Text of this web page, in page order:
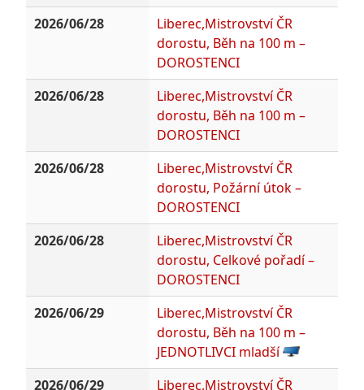
2026/06/28
Liberec,Mistrovství ČR
dorostu, Běh na 100 m –
DOROSTENCI
2026/06/28
Liberec,Mistrovství ČR
dorostu, Běh na 100 m –
DOROSTENCI
2026/06/28
Liberec,Mistrovství ČR
dorostu, Požární útok –
DOROSTENCI
2026/06/28
Liberec,Mistrovství ČR
dorostu, Celkové pořadí –
DOROSTENCI
2026/06/29
Liberec,Mistrovství ČR
dorostu, Běh na 100 m –
JEDNOTLIVCI mladší
2026/06/29
Liberec,Mistrovství ČR